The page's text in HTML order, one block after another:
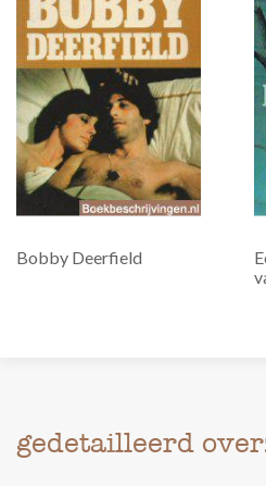
Bobby Deerfield
gedetailleerd